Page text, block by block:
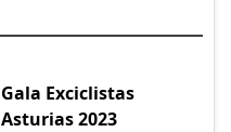
Gala Exciclistas
Asturias 2023